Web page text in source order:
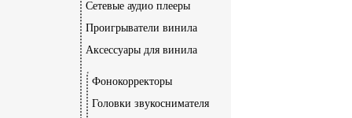
Сетевые аудио плееры
Проигрыватели винила
Аксессуары для винила
Фонокорректоры
Головки звукоснимателя